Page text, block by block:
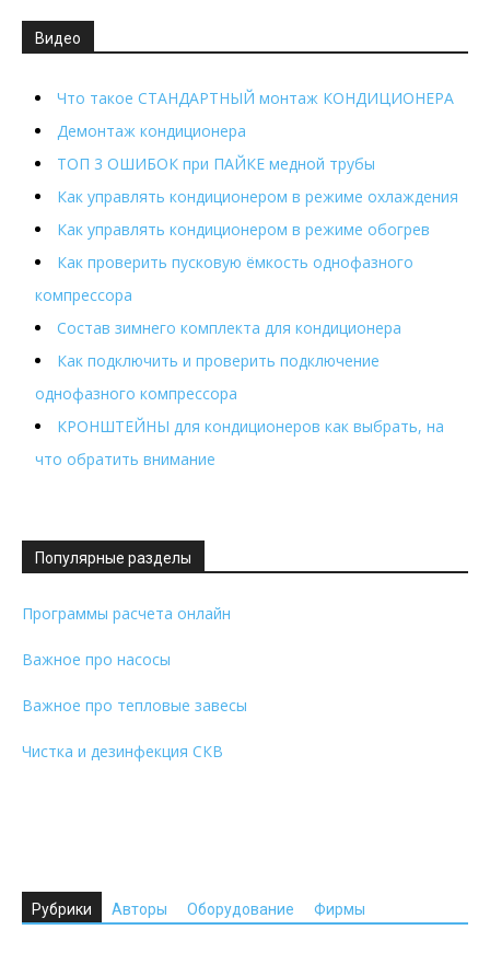
Видео
Что такое СТАНДАРТНЫЙ монтаж КОНДИЦИОНЕРА
Демонтаж кондиционера
ТОП 3 ОШИБОК при ПАЙКЕ медной трубы
Как управлять кондиционером в режиме охлаждения
Как управлять кондиционером в режиме обогрев
Как проверить пусковую ёмкость однофазного
компрессора
Состав зимнего комплекта для кондиционера
Как подключить и проверить подключение
однофазного компрессора
КРОНШТЕЙНЫ для кондиционеров как выбрать, на
что обратить внимание
Популярные разделы
Программы расчета онлайн
Важное про насосы
Важное про тепловые завесы
Чистка и дезинфекция СКВ
Рубрики Авторы Оборудование Фирмы